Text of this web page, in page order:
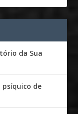
da Sua
psíquico de